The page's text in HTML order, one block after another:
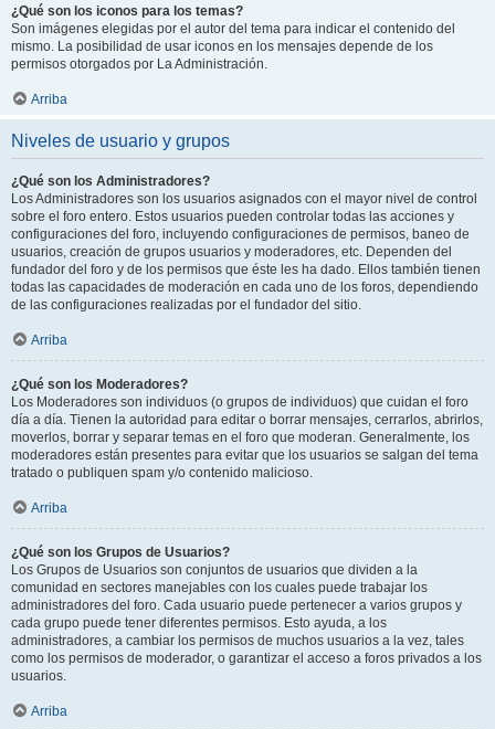
¿Qué son los iconos para los temas?
Son imágenes elegidas por el autor del tema para indicar el contenido del
mismo. La posibilidad de usar iconos en los mensajes depende de los
permisos otorgados por La Administración.
Arriba
Niveles de usuario y grupos
¿Qué son los Administradores?
Los Administradores son los usuarios asignados con el mayor nivel de control
sobre el foro entero. Estos usuarios pueden controlar todas las acciones y
configuraciones del foro, incluyendo configuraciones de permisos, baneo de
usuarios, creación de grupos usuarios y moderadores, etc. Dependen del
fundador del foro y de los permisos que éste les ha dado. Ellos también tienen
todas las capacidades de moderación en cada uno de los foros, dependiendo
de las configuraciones realizadas por el fundador del sitio.
Arriba
¿Qué son los Moderadores?
Los Moderadores son individuos (o grupos de individuos) que cuidan el foro
día a día. Tienen la autoridad para editar o borrar mensajes, cerrarlos, abrirlos,
moverlos, borrar y separar temas en el foro que moderan. Generalmente, los
moderadores están presentes para evitar que los usuarios se salgan del tema
tratado o publiquen spam y/o contenido malicioso.
Arriba
¿Qué son los Grupos de Usuarios?
Los Grupos de Usuarios son conjuntos de usuarios que dividen a la
comunidad en sectores manejables con los cuales puede trabajar los
administradores del foro. Cada usuario puede pertenecer a varios grupos y
cada grupo puede tener diferentes permisos. Esto ayuda, a los
administradores, a cambiar los permisos de muchos usuarios a la vez, tales
como los permisos de moderador, o garantizar el acceso a foros privados a los
usuarios.
Arriba